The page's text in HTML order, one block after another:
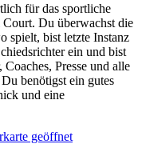
für das sportliche
Court. Du überwachst die
spielt, bist letzte Instanz
ein und bist
Presse und alle
benötigst ein gutes
und eine
geöffnet